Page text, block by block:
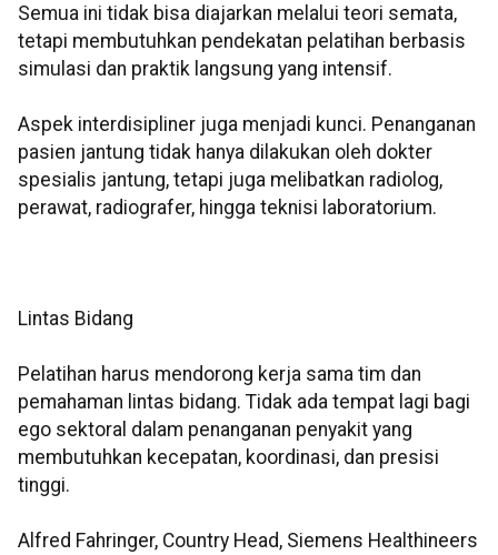
Semua ini tidak bisa diajarkan melalui teori semata,
tetapi membutuhkan pendekatan pelatihan berbasis
simulasi dan praktik langsung yang intensif.
Aspek interdisipliner juga menjadi kunci. Penanganan
pasien jantung tidak hanya dilakukan oleh dokter
spesialis jantung, tetapi juga melibatkan radiolog,
perawat, radiografer, hingga teknisi laboratorium.
Lintas Bidang
Pelatihan harus mendorong kerja sama tim dan
pemahaman lintas bidang. Tidak ada tempat lagi bagi
ego sektoral dalam penanganan penyakit yang
membutuhkan kecepatan, koordinasi, dan presisi
tinggi.
Alfred Fahringer, Country Head, Siemens Healthineers